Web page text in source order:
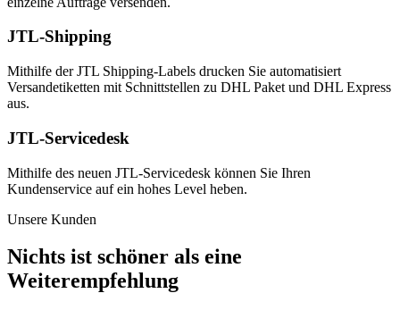
JTL-Shipping
Mithilfe der JTL Shipping-Labels drucken Sie automatisiert
Versandetiketten mit Schnittstellen zu DHL Paket und DHL Express
aus.
JTL-Servicedesk
Mithilfe des neuen JTL-Servicedesk können Sie Ihren
Kundenservice auf ein hohes Level heben.
Unsere Kunden
Nichts ist schöner als eine
Weiterempfehlung